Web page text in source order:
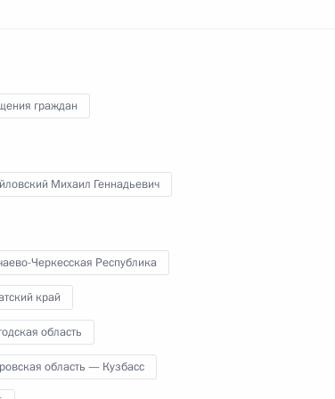
по работе с обращениями граждан
граждан
Михаил Геннадьевич
Черкесская Республика
край
область
область — Кузбасс